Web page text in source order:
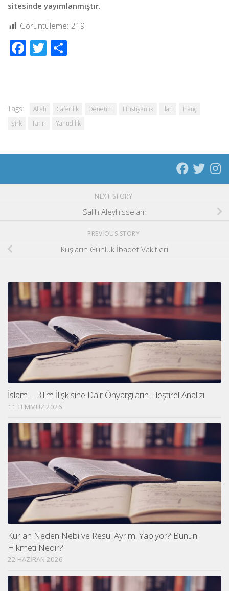
sitesinde yayımlanmıştır.
Görüntüleme: 219
Facebook
Twitter
Tags: Allah Caferilik Denetim Hristiyanlık İlah
İnanç
Şirk
Tanrı Yahudilik
NEXT STORY
Salih Aleyhisselam
PREVIOUS STORY
Kuşların Günlük İbadet Vakitleri
İslam – Bilim İlişkisine Dair Önyargıların Eleştirel Analizi
11 TEMMUZ 2026
Kur an Neden Nebi ve Resul Ayrımı Yapıyor? Bunun
Hikmeti Nedir?
22 HAZIRAN 2026